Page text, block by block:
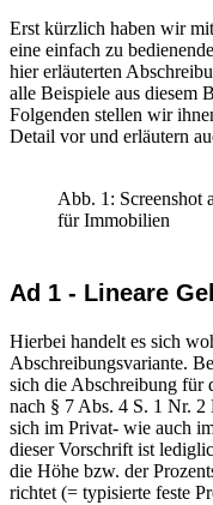
Erst kürzlich haben wir
eine einfach zu
hier erläuterten
alle Beispiele aus diesem
Folgenden stellen wir
Detail vor und erläutern
Abb. 1: Screenshot
für Immobilien
Ad 1 - Lineare
Hierbei handelt es sich
Abschreibungsvariante.
sich die Abschreibung für
nach § 7 Abs. 4 S. 1 Nr.
sich im Privat- wie auch
dieser Vorschrift ist
die Höhe bzw. der
richtet (= typisierte feste